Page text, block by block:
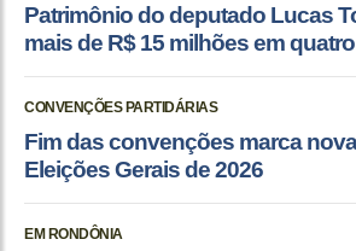
Patrimônio do deputado Lucas
mais de R$ 15 milhões em
CONVENÇÕES PARTIDÁRIAS
Fim das convenções marca
Eleições Gerais de 2026
EM RONDÔNIA